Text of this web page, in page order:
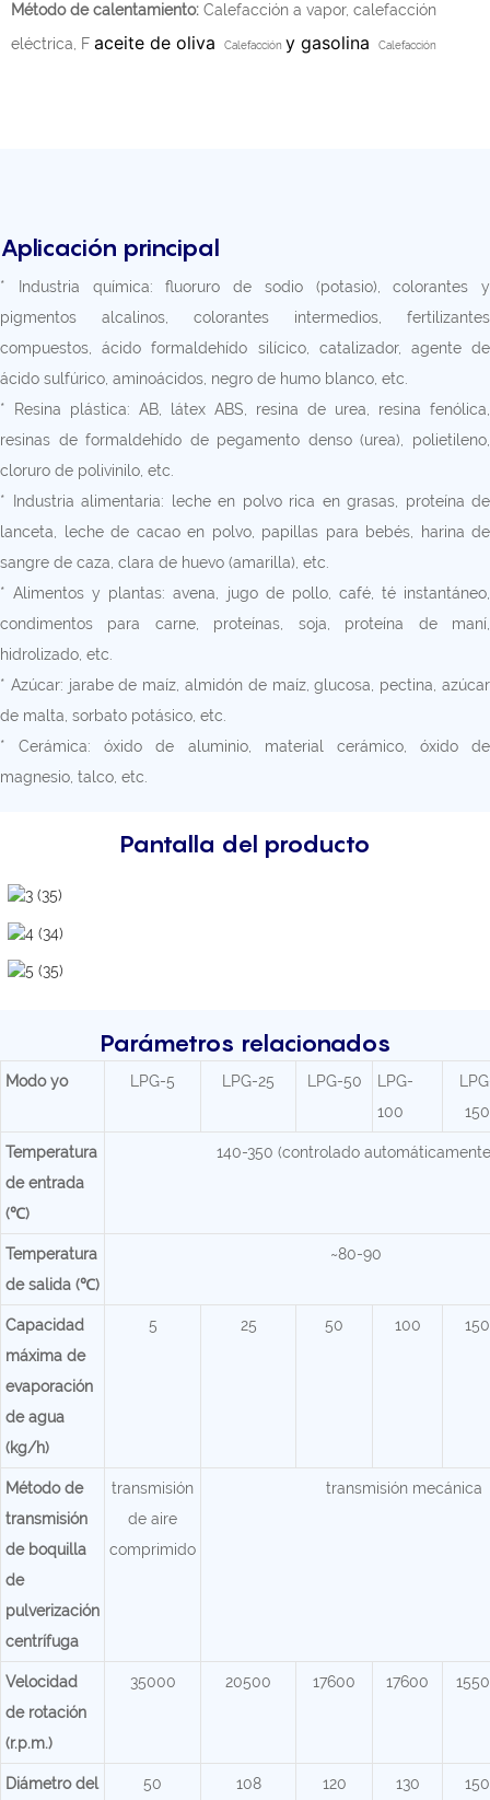
Método de calentamiento: Calefacción a vapor, calefacción
eléctrica, F aceite de oliva Calefacción y gasolina Calefacción
Aplicación principal
* Industria química: fluoruro de sodio (potasio), colorantes y
pigmentos alcalinos, colorantes intermedios, fertilizantes
compuestos, ácido formaldehído silícico, catalizador, agente de
ácido sulfúrico, aminoácidos, negro de humo blanco, etc.
* Resina plástica: AB, látex ABS, resina de urea, resina fenólica,
resinas de formaldehído de pegamento denso (urea), polietileno,
cloruro de polivinilo, etc.
* Industria alimentaria: leche en polvo rica en grasas, proteína de
lanceta, leche de cacao en polvo, papillas para bebés, harina de
sangre de caza, clara de huevo (amarilla), etc.
* Alimentos y plantas: avena, jugo de pollo, café, té instantáneo,
condimentos para carne, proteínas, soja, proteína de maní,
hidrolizado, etc.
* Azúcar: jarabe de maíz, almidón de maíz, glucosa, pectina, azúcar
de malta, sorbato potásico, etc.
* Cerámica: óxido de aluminio, material cerámico, óxido de
magnesio, talco, etc.
Pantalla del producto
Parámetros relacionados
Modoyo LPG-5 LPG-25 LPG-50
LPG-
100
150
Temperatura
de entrada
(℃)
140-350 (controlado
Temperatura
de salida (℃)
~80-90
Capacidad
máxima de
evaporación
de agua
(kg/h)
5 25 50 100 150
Método de
transmisión
de boquilla
de
pulverización
centrífuga
transmisión
de aire
comprimido
transmisión mecánica
Velocidad
de rotación
(r.p.m.)
35000 20500 17600 17600
Diámetro del 50 108 120 130 150